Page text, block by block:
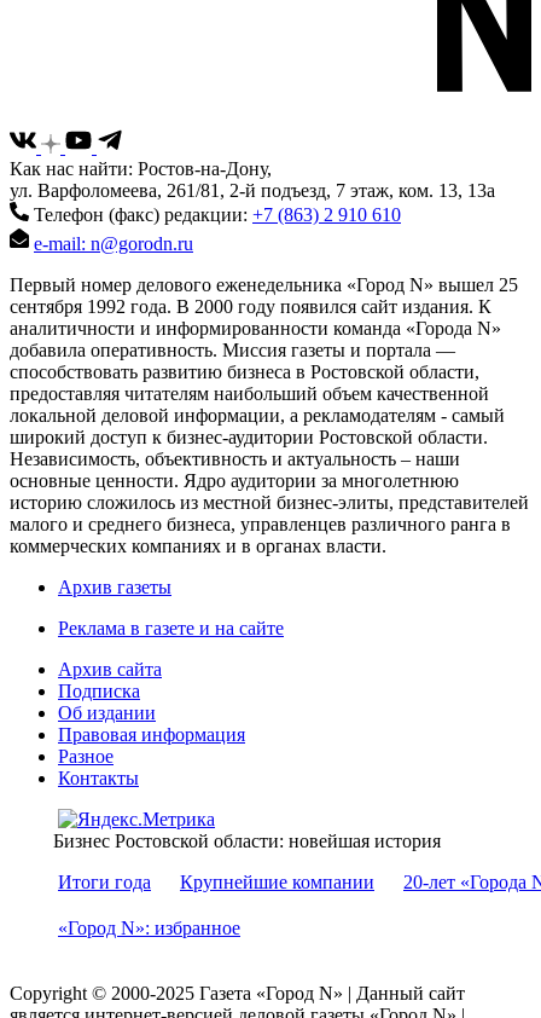
Как нас найти: Ростов-на-Дону,
ул. Варфоломеева, 261/81, 2-й подъезд, 7 этаж, ком. 13, 13а
Телефон (факс) редакции: +7 (863) 2 910 610
e-mail: n@gorodn.ru
Первый номер делового еженедельника «Город N» вышел 25
сентября 1992 года. В 2000 году появился сайт издания. К
аналитичности и информированности команда «Города N»
добавила оперативность. Миссия газеты и портала —
способствовать развитию бизнеса в Ростовской области,
предоставляя читателям наибольший объем качественной
локальной деловой информации, а рекламодателям - самый
широкий доступ к бизнес-аудитории Ростовской области.
Независимость, объективность и актуальность – наши
основные ценности. Ядро аудитории за многолетнюю
историю сложилось из местной бизнес-элиты, представителей
малого и среднего бизнеса, управленцев различного ранга в
коммерческих компаниях и в органах власти.
Архив газеты
Реклама в газете и на сайте
Архив сайта
Подписка
Об издании
Правовая информация
Разное
Контакты
Бизнес Ростовской области: новейшая история
Итоги года
Крупнейшие компании 20-лет «Города
«Город N»: избранное
Copyright © 2000-2025 Газета «Город N» | Данный сайт